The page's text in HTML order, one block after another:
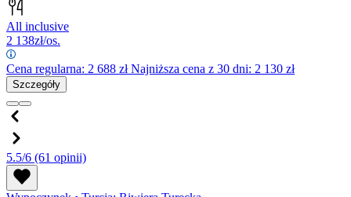
All inclusive
2 138zł/os.
Cena regularna: 2 688 złNajniższa cena z 30 dni: 2 130 zł
Szczegóły
5.5/6 (61 opinii)